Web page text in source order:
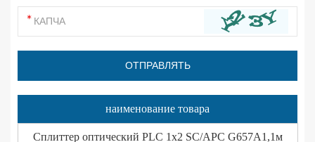
наименование товара
Сплиттер оптический PLC 1x2 SC/APC G657A1,1м